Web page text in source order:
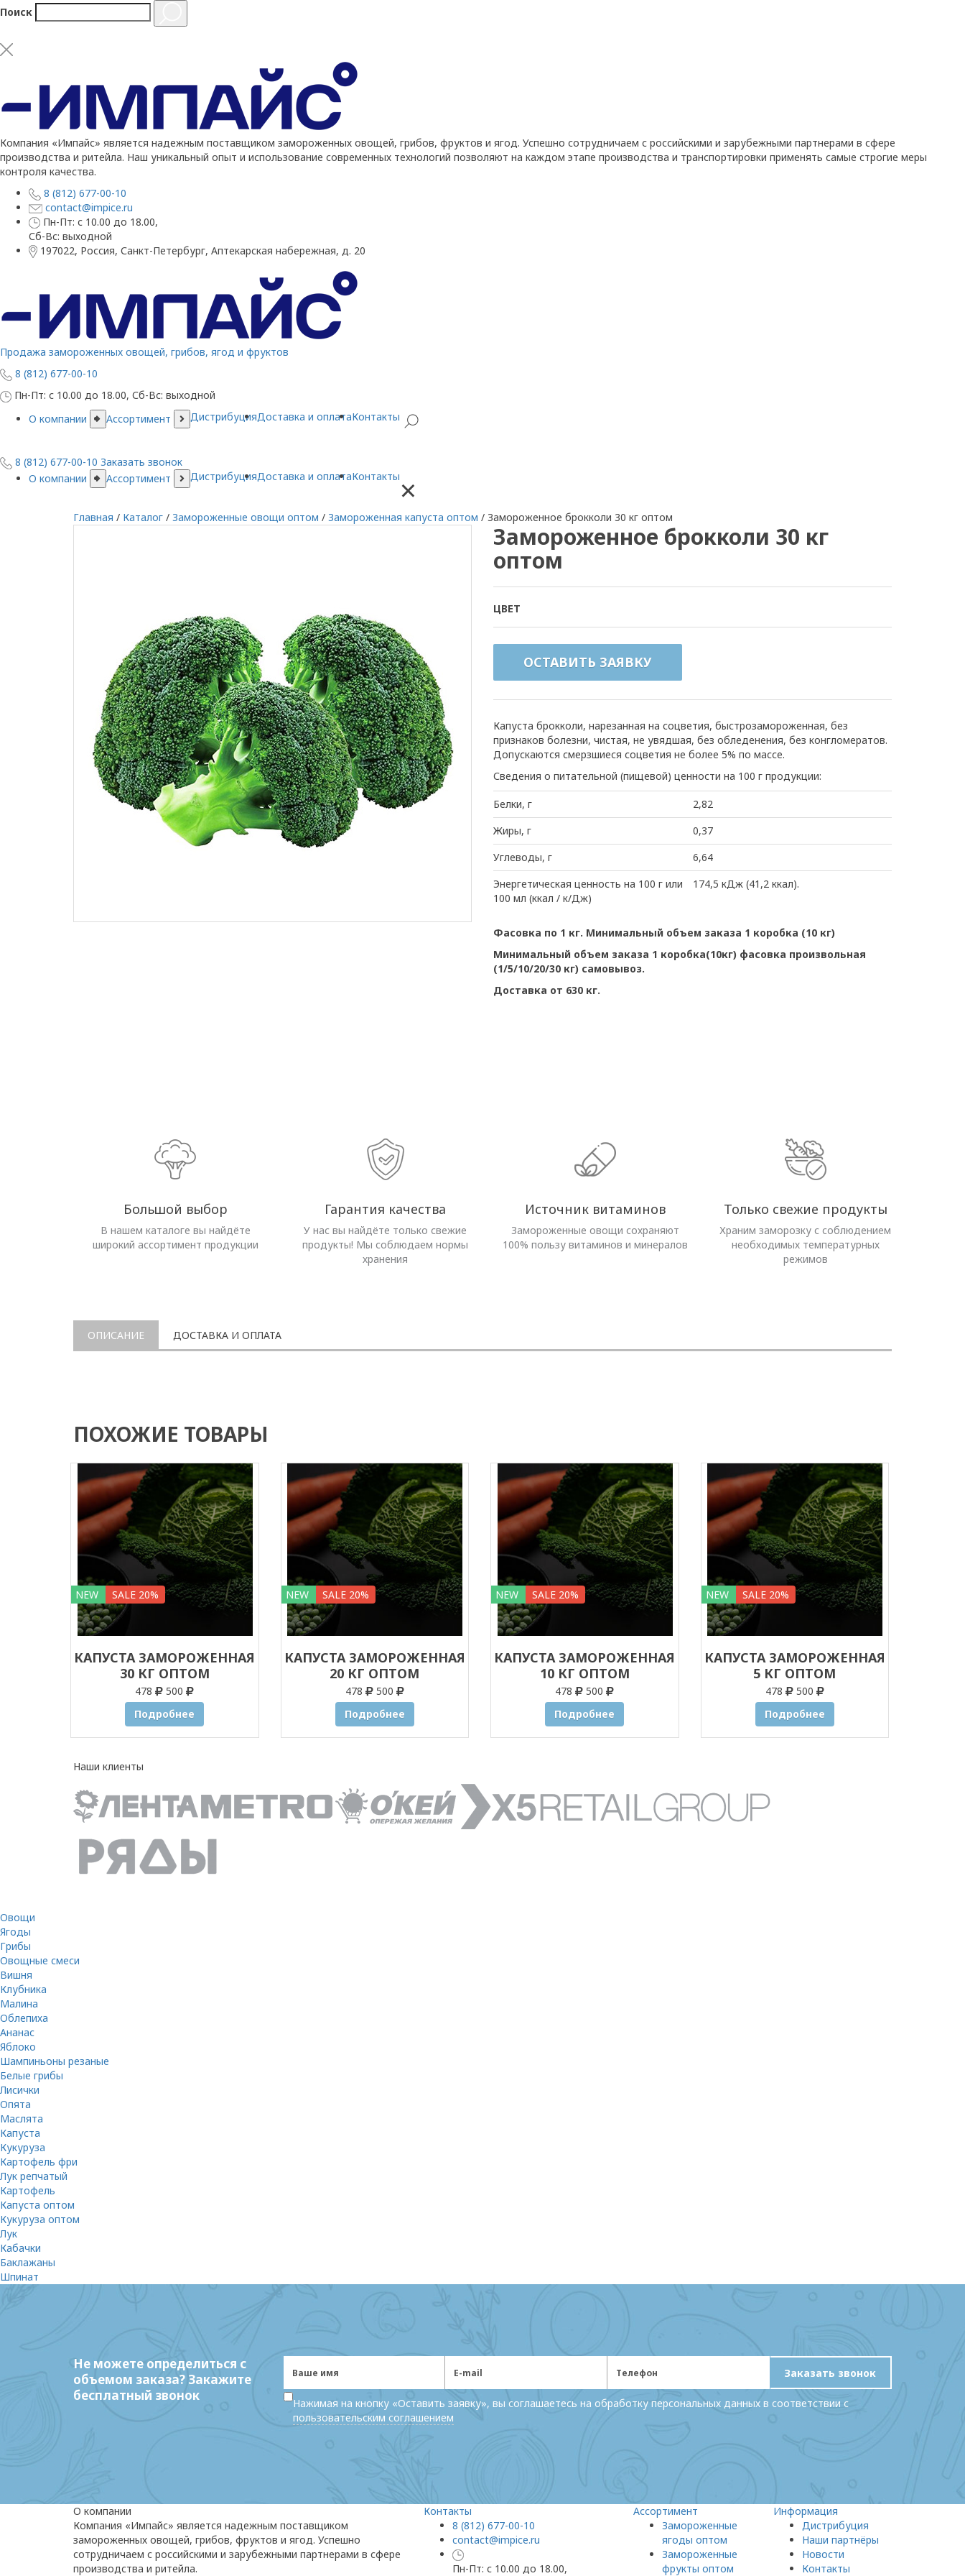
Поиск
Компания «Импайс» является надежным поставщиком замороженных овощей, грибов, фруктов и ягод. Успешно сотрудничаем с российскими и зарубежными партнерами в сфере
производства и ритейла. Наш уникальный опыт и использование современных технологий позволяют на каждом этапе производства и транспортировки применять самые строгие меры
контроля качества.
8 (812) 677-00-10
contact@impice.ru
Пн-Пт: с 10.00 до 18.00,
Сб-Вс: выходной
197022, Россия, Санкт-Петербург, Аптекарская набережная, д. 20
Продажа замороженных овощей, грибов, ягод и фруктов
8 (812) 677-00-10
Пн-Пт: с 10.00 до 18.00, Сб-Вс: выходной
О компании
Ассортимент ДистрибуцияДоставка и оплатаКонтакты
8 (812) 677-00-10 Заказать звонок
О компании
Ассортимент ДистрибуцияДоставка и оплатаКонтакты×
Главная / Каталог / Замороженные овощи оптом / Замороженная капуста оптом / Замороженное брокколи 30 кг оптом
Замороженное брокколи 30 кг
оптом
ЦВЕТ
ОСТАВИТЬ ЗАЯВКУ
Капуста брокколи, нарезанная на соцветия, быстрозамороженная, без
признаков болезни, чистая, не увядшая, без обледенения, без конгломератов.
Допускаются смерзшиеся соцветия не более 5% по массе.
Сведения о питательной (пищевой) ценности на 100 г продукции:
Белки, г
2,82
Жиры, г
0,37
Углеводы, г
6,64
Энергетическая ценность на 100 г или
100 мл (ккал / к/Дж)
174,5 кДж (41,2 ккал).
Фасовка по 1 кг. Минимальный объем заказа 1 коробка (10 кг)
Минимальный объем заказа 1 коробка(10кг) фасовка произвольная
(1/5/10/20/30 кг) самовывоз.
Доставка от 630 кг.
Большой выбор
В нашем каталоге вы найдёте
широкий ассортимент продукции
Гарантия качества
У нас вы найдёте только свежие
продукты! Мы соблюдаем нормы
хранения
Источник витаминов
Замороженные овощи сохраняют
100% пользу витаминов и минералов
Только свежие продукты
Храним заморозку с соблюдением
необходимых температурных
режимов
ОПИСАНИЕ ДОСТАВКА И ОПЛАТА
ПОХОЖИЕ ТОВАРЫ
NEW SALE 20%
КАПУСТА ЗАМОРОЖЕННАЯ
30 КГ ОПТОМ
478
500
Подробнее
NEW SALE 20%
КАПУСТА ЗАМОРОЖЕННАЯ
20 КГ ОПТОМ
478
500
Подробнее
NEW SALE 20%
КАПУСТА ЗАМОРОЖЕННАЯ
10 КГ ОПТОМ
478
500
Подробнее
NEW SALE 20%
КАПУСТА ЗАМОРОЖЕННАЯ
5 КГ ОПТОМ
478
500
Подробнее
Наши клиенты
Овощи
Ягоды
Грибы
Овощные смеси
Вишня
Клубника
Малина
Облепиха
Ананас
Яблоко
Шампиньоны резаные
Белые грибы
Лисички
Опята
Маслята
Капуста
Кукуруза
Картофель фри
Лук репчатый
Картофель
Капуста оптом
Кукуруза оптом
Лук
Кабачки
Баклажаны
Шпинат
Не можете определиться с
объемом заказа? Закажите
бесплатный звонок
Заказать звонок
Нажимая на кнопку «Оставить заявку», вы соглашаетесь на обработку персональных данных в соответствии с
пользовательским соглашением
О компании
Компания «Импайс» является надежным поставщиком
замороженных овощей, грибов, фруктов и ягод. Успешно
сотрудничаем с российскими и зарубежными партнерами в сфере
производства и ритейла.
Контакты
8 (812) 677-00-10
contact@impice.ru
Пн-Пт: с 10.00 до 18.00,
Ассортимент
Замороженные
ягоды оптом
Замороженные
фрукты оптом
Информация
Дистрибуция
Наши партнёры
Новости
Контакты